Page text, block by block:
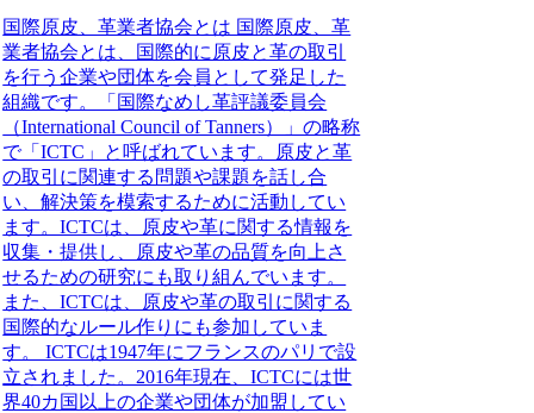
国際原皮、革業者協会とは 国際原皮、革
業者協会とは、国際的に原皮と革の取引
を行う企業や団体を会員として発足した
組織です。「国際なめし革評議委員会
（International Council of Tanners）」の略称
で「ICTC」と呼ばれています。原皮と革
の取引に関連する問題や課題を話し合
い、解決策を模索するために活動してい
ます。ICTCは、原皮や革に関する情報を
収集・提供し、原皮や革の品質を向上さ
せるための研究にも取り組んでいます。
また、ICTCは、原皮や革の取引に関する
国際的なルール作りにも参加していま
す。 ICTCは1947年にフランスのパリで設
立されました。2016年現在、ICTCには世
界40カ国以上の企業や団体が加盟してい